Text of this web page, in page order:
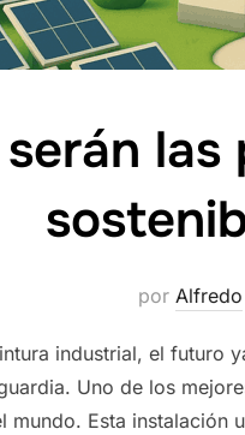
por Alfredo
industrial, el futuro
Uno de los
mundo. Esta